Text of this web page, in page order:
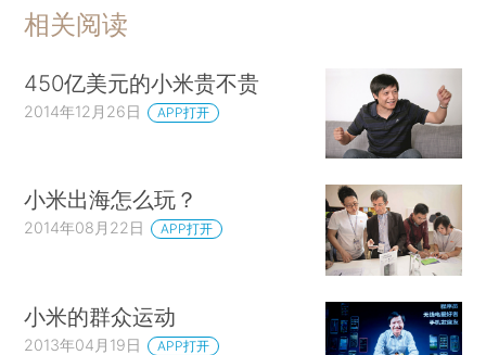
相关阅读
450亿美元的小米贵不贵
2014年12月26日 APP打开
小米出海怎么玩？
2014年08月22日 APP打开
小米的群众运动
2013年04月19日 APP打开